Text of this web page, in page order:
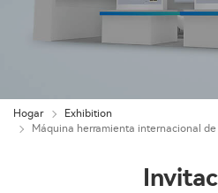
Hogar
Exhibition
Máquina herramienta internacional de